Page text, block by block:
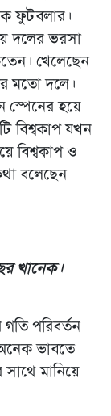
ফুটবলার।
দলের ভরসা
খেলেছেন
মতো দলে।
স্পেনের হয়ে
বিশ্বকাপ যখন
বিশ্বকাপ ও
বলেছেন
খানেক।
পরিবর্তন
ভাবতে
মানিয়ে